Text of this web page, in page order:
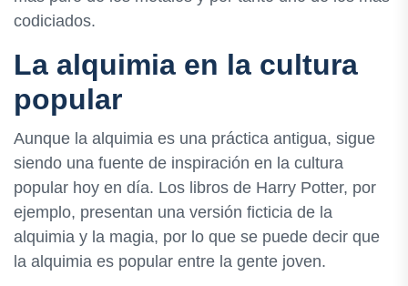
codiciados.
La alquimia en la cultura
popular
Aunque la alquimia es una práctica antigua, sigue
siendo una fuente de inspiración en la cultura
popular hoy en día. Los libros de Harry Potter, por
ejemplo, presentan una versión ficticia de la
alquimia y la magia, por lo que se puede decir que
la alquimia es popular entre la gente joven.